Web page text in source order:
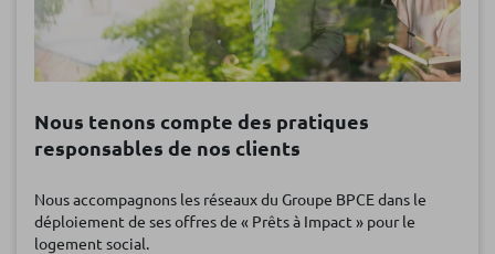
Nous tenons compte des pratiques
responsables de nos clients
Nous accompagnons les réseaux du Groupe BPCE dans le
déploiement de ses offres de « Prêts à Impact » pour le
logement social.